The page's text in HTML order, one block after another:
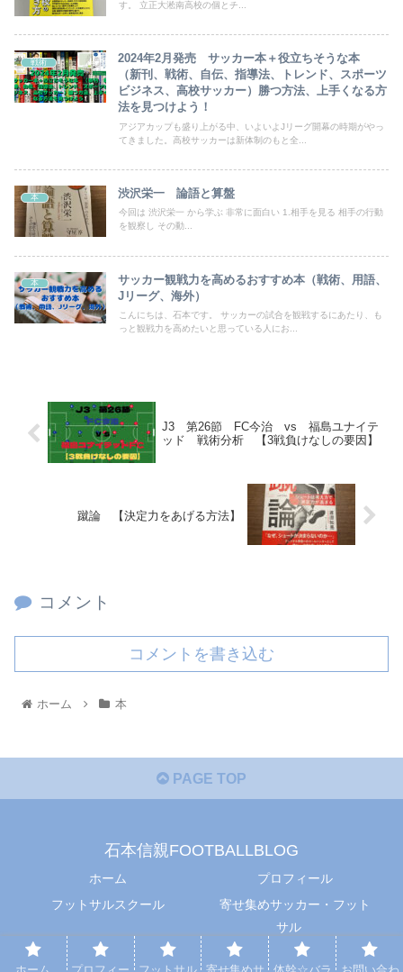
す。 立正大淞南高校の個とチ...
戦術
2024年2月発売 サッカー本＋役立ちそうな本
（新刊、戦術、自伝、指導法、トレンド、スポーツ
ビジネス、高校サッカー）勝つ方法、上手くなる方
法を見つけよう！
アジアカップも盛り上がる中、いよいよJリーグ開幕の時期がやっ
てきました。高校サッカーは新体制のもと全...
本 渋沢栄一 論語と算盤
今回は 渋沢栄一 から学ぶ 非常に面白い 1.相手を見る 相手の行動
を観察し その動...
本
サッカー観戦力を高めるおすすめ本（戦術、用語、
Jリーグ、海外）
こんにちは、石本です。 サッカーの試合を観戦するにあたり、も
っと観戦力を高めたいと思っている人にお...
J3 第26節 FC今治 vs 福島ユナイテ
ッド 戦術分析 【3戦負けなしの要因】
蹴論 【決定力をあげる方法】
コメント
コメントを書き込む
ホーム 本
PAGE TOP
石本信親FOOTBALLBLOG
ホーム
プロフィール
フットサルスクール
寄せ集めサッカー・フット
サル
体幹☆バランス
お問い合わせ